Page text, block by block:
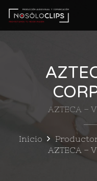
AZTECA –
Inicio
AZTECA –